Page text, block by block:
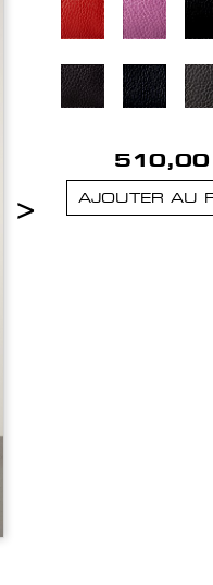
> AJOUTER AU